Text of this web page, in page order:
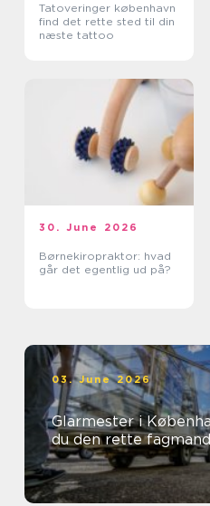
Tatoveringer københavn
find det rette sted til din
næste tattoo
30. June 2026
Børnekiropraktor: hvad
går det egentlig ud på?
03. June 2026
Glarmester i
du den rette